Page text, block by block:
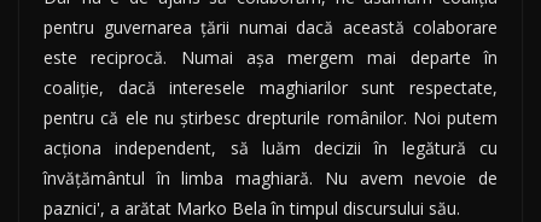
pentru guvernarea ţării numai dacă această colaborare
este reciprocă. Numai aşa mergem mai departe în
coaliţie, dacă interesele maghiarilor sunt respectate,
pentru că ele nu ştirbesc drepturile românilor. Noi putem
acţiona independent, să luăm decizii în legătură cu
învăţământul în limba maghiară. Nu avem nevoie de
paznici', a arătat Marko Bela în timpul discursului său.